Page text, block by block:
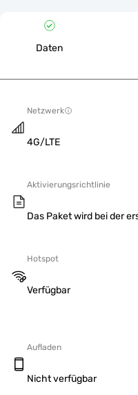
Daten
Netzwerk
4G/LTE
Aktivierungsrichtlinie
Das Paket wird bei der
Hotspot
Verfügbar
Aufladen
Nicht verfügbar